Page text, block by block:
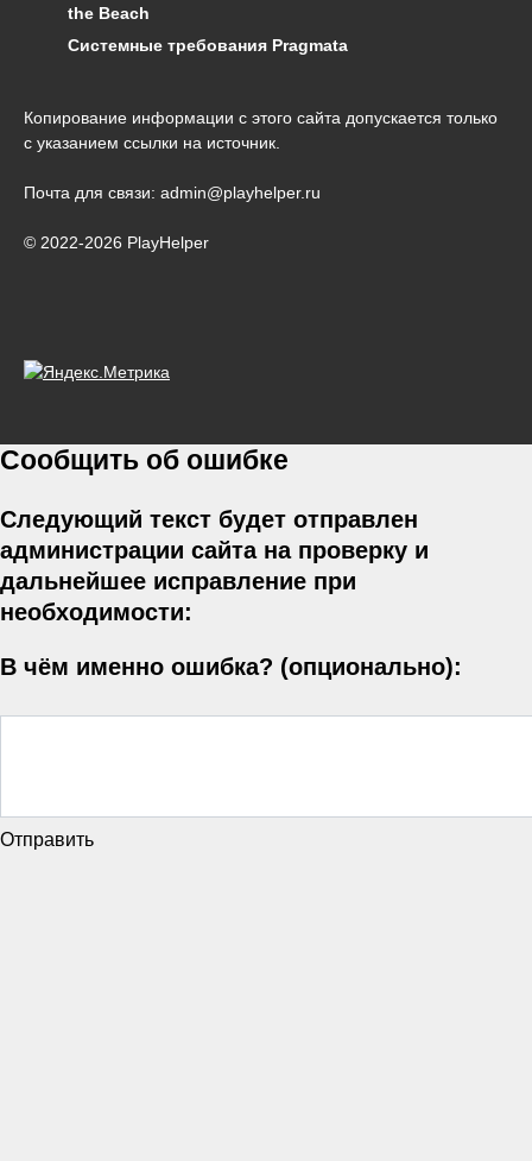
the Beach
Системные требования Pragmata
Копирование информации с этого сайта допускается только
с указанием ссылки на источник.
Почта для связи: admin@playhelper.ru
© 2022-2026 PlayHelper
Сообщить об ошибке
Следующий текст будет отправлен
администрации сайта на проверку и
дальнейшее исправление при
необходимости:
В чём именно ошибка? (опционально):
Отправить